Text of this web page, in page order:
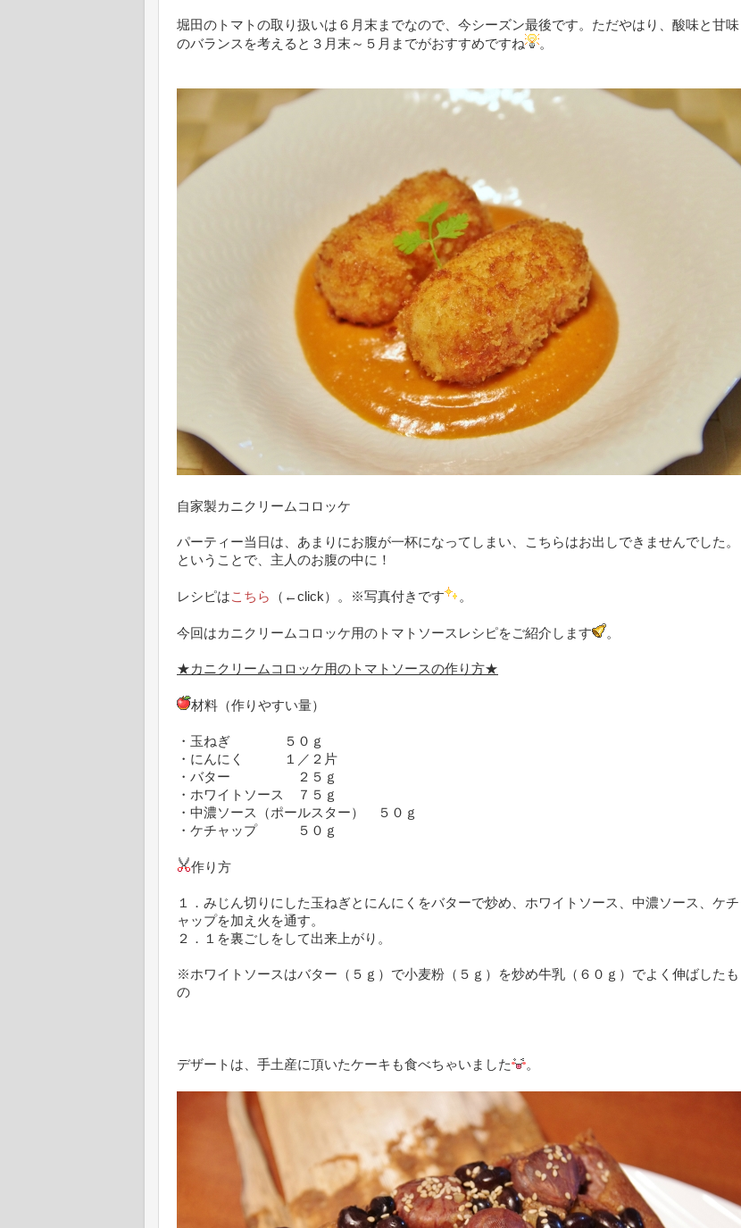
堀田のトマトの取り扱いは６月末までなので、今シーズン最後です。ただやはり、酸味と甘味
のバランスを考えると３月末～５月までがおすすめですね
。
自家製カニクリームコロッケ
パーティー当日は、あまりにお腹が一杯になってしまい、こちらはお出しできませんでした。
ということで、主人のお腹の中に！
レシピはこちら （←click）。※写真付きです 。
今回はカニクリームコロッケ用のトマトソースレシピをご紹介します 。
★カニクリームコロッケ用のトマトソースの作り方★
材料（作りやすい量）
・玉ねぎ ５０ｇ
・にんにく １／２片
・バター ２５ｇ
・ホワイトソース ７５ｇ
・中濃ソース（ポールスター） ５０ｇ
・ケチャップ ５０ｇ
作り方
１．みじん切りにした玉ねぎとにんにくをバターで炒め、ホワイトソース、中濃ソース、ケチ
ャップを加え火を通す。
２．１を裏ごしをして出来上がり。
※ホワイトソースはバター（５ｇ）で小麦粉（５ｇ）を炒め牛乳（６０ｇ）でよく伸ばしたも
の
デザートは、手土産に頂いたケーキも食べちゃいました 。